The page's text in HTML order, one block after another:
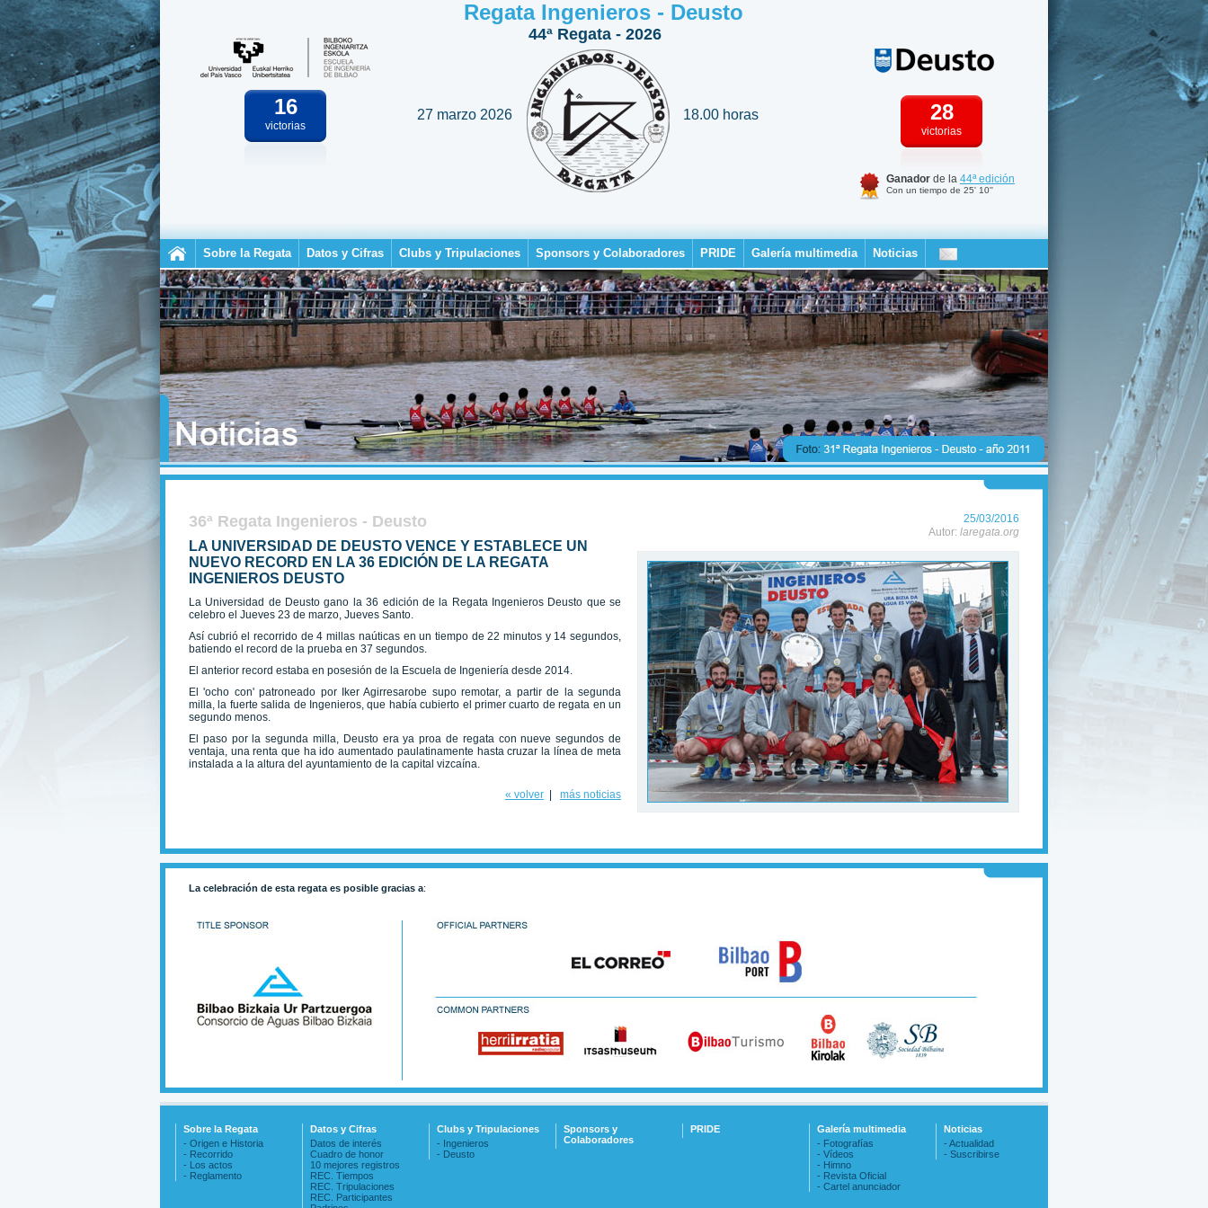
16
victorias
Regata Ingenieros - Deusto
44ª Regata - 2026
27 marzo 2026 18.00 horas 28
victorias
Ganador de la 44ª edición
Con un tiempo de 25' 10''
Sobre la Regata Datos y Cifras Clubs y Tripulaciones Sponsors y Colaboradores PRIDE Galería multimedia Noticias
36ª Regata Ingenieros - Deusto
25/03/2016
Autor: laregata.org
LA UNIVERSIDAD DE DEUSTO VENCE Y ESTABLECE UN
NUEVO RECORD EN LA 36 EDICIÓN DE LA REGATA
INGENIEROS DEUSTO
La Universidad de Deusto gano la 36 edición de la Regata Ingenieros Deusto que se
celebro el Jueves 23 de marzo, Jueves Santo.
Así cubrió el recorrido de 4 millas naúticas en un tiempo de 22 minutos y 14 segundos,
batiendo el record de la prueba en 37 segundos.
El anterior record estaba en posesión de la Escuela de Ingeniería desde 2014.
El 'ocho con' patroneado por Iker Agirresarobe supo remotar, a partir de la segunda
milla, la fuerte salida de Ingenieros, que había cubierto el primer cuarto de regata en un
segundo menos.
El paso por la segunda milla, Deusto era ya proa de regata con nueve segundos de
ventaja, una renta que ha ido aumentado paulatinamente hasta cruzar la línea de meta
instalada a la altura del ayuntamiento de la capital vizcaína.
« volver más noticias
La celebración de esta regata es posible gracias a:
Sobre la Regata
- Origen e Historia
- Recorrido
- Los actos
- Reglamento
Datos y Cifras
Datos de interés
Cuadro de honor
10 mejores registros
REC. Tiempos
REC. Tripulaciones
REC. Participantes
Clubs y Tripulaciones
- Ingenieros
- Deusto
Sponsors y
Colaboradores
PRIDE
Galería multimedia
- Fotografías
- Vídeos
- Himno
- Revista Oficial
- Cartel anunciador
Noticias
- Actualidad
- Suscribirse